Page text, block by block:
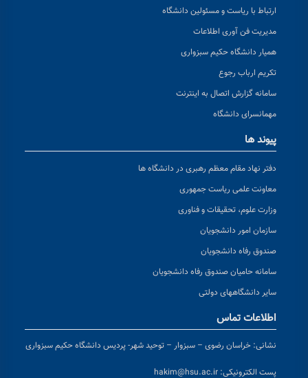
ارتباط با ریاست و مسئولین دانشگاه
مدیریت فن آوری اطلاعات
همیار دانشگاه حکیم سبزواری
تکریم ارباب رجوع
سامانه گزارش اتصال به اینترنت
مهمانسرای دانشگاه
پیوند ها
دفتر نهاد مقام معظم رهبری در دانشگاه ها
معاونت علمی ریاست جمهوری
وزارت علوم، تحقیقات و فناوری
سازمان امور دانشجویان
صندوق رفاه دانشجویان
سامانه حامیان صندوق رفاه دانشجویان
سایر دانشگاههای دولتی
اطلاعات تماس
نشانی: خراسان رضوی – سبزوار – توحید شهر- پردیس دانشگاه حکیم سبزواری
پست الکترونیکی: hakim@hsu.ac.ir